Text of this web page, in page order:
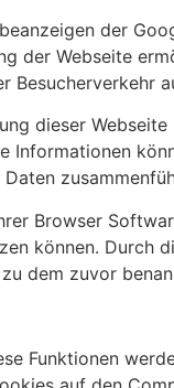
der
Webseite
Besucherverkehr
dieser
Browser
können.
dem zuvor
Funktionen